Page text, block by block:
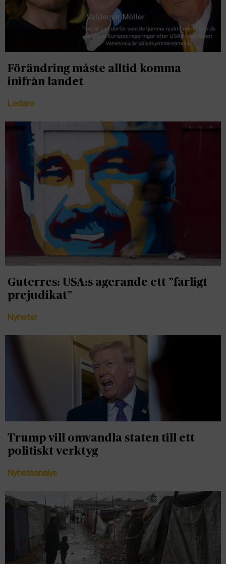
Förändring måste alltid komma
inifrån landet
Ledare
Guterres: USA:s agerande ett ”farligt
prejudikat”
Nyheter
Trump vill omvandla staten till ett
politiskt verktyg
Nyhetsanalys